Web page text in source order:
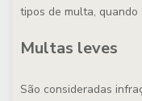
tipos de multa, quando
Multas leves
São consideradas